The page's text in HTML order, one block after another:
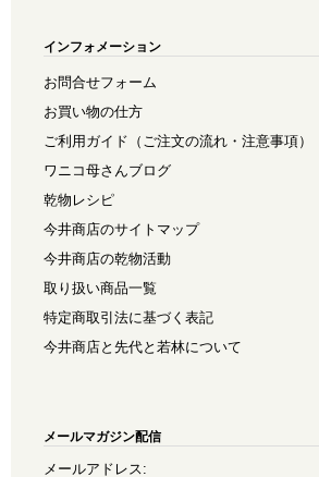
インフォメーション
お問合せフォーム
お買い物の仕方
ご利用ガイド（ご注文の流れ・注意事項）
ワニコ母さんブログ
乾物レシピ
今井商店のサイトマップ
今井商店の乾物活動
取り扱い商品一覧
特定商取引法に基づく表記
今井商店と先代と若林について
メールマガジン配信
メールアドレス: